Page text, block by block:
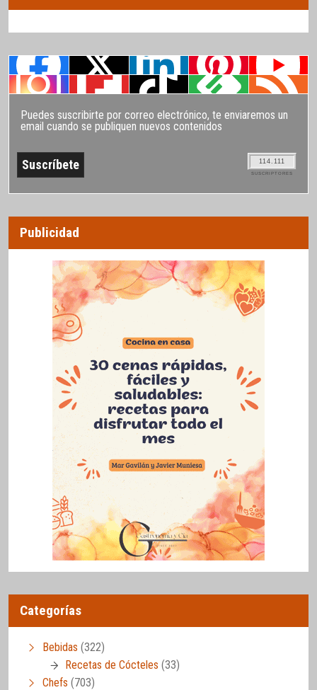
Puedes suscribirte por correo electrónico, te enviaremos un
email cuando se publiquen nuevos contenidos
114.111
SUSCRIPTORES
Publicidad
Categorías
Bebidas (322)
Recetas de Cócteles (33)
Chefs (703)